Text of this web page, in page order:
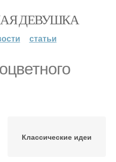
ДЕВУШКА
статьи
Классические идеи